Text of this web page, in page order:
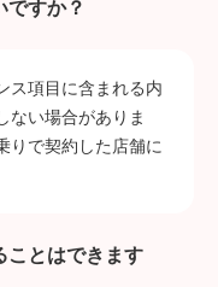
ですか？
ス項目に含まれる内
ない場合がありま
りで契約した店舗に
ことはできます